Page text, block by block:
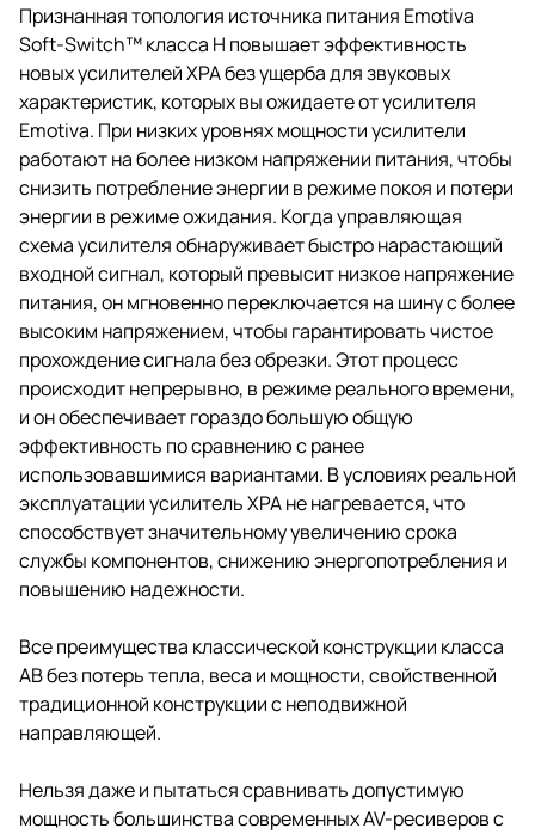
Признанная топология источника питания Emotiva
Soft-Switch™ класса H повышает эффективность
новых усилителей XPA без ущерба для звуковых
характеристик, которых вы ожидаете от усилителя
Emotiva. При низких уровнях мощности усилители
работают на более низком напряжении питания, чтобы
снизить потребление энергии в режиме покоя и потери
энергии в режиме ожидания. Когда управляющая
схема усилителя обнаруживает быстро нарастающий
входной сигнал, который превысит низкое напряжение
питания, он мгновенно переключается на шину с более
высоким напряжением, чтобы гарантировать чистое
прохождение сигнала без обрезки. Этот процесс
происходит непрерывно, в режиме реального времени,
и он обеспечивает гораздо большую общую
эффективность по сравнению с ранее
использовавшимися вариантами. В условиях реальной
эксплуатации усилитель XPA не нагревается, что
способствует значительному увеличению срока
службы компонентов, снижению энергопотребления и
повышению надежности.
Все преимущества классической конструкции класса
AB без потерь тепла, веса и мощности, свойственной
традиционной конструкции с неподвижной
направляющей.
Нельзя даже и пытаться сравнивать допустимую
мощность большинства современных AV-ресиверов с